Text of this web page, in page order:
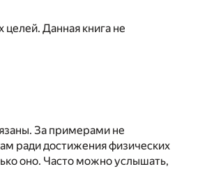
Данная книга не
За примерами не
ради достижения физических
оно. Часто можно услышать,